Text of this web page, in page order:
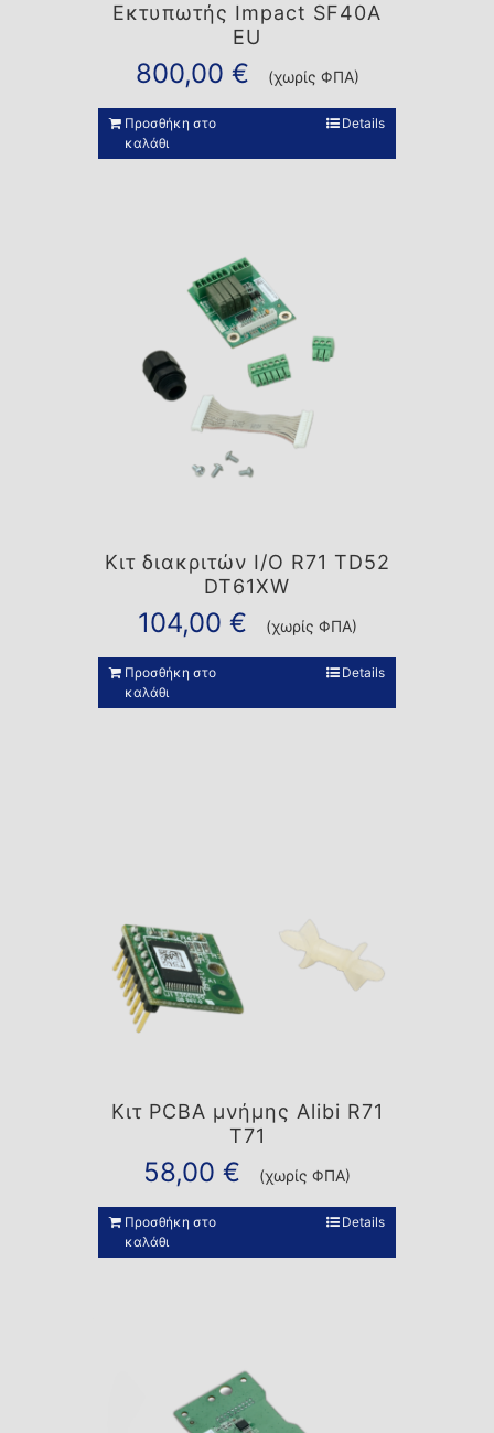
Εκτυπωτής Impact SF40A
EU
800,00 € (χωρίς ΦΠΑ)
Προσθήκη στο
καλάθι
Details
Κιτ διακριτών I/O R71 TD52
DT61XW
104,00 € (χωρίς ΦΠΑ)
Προσθήκη στο
καλάθι
Details
Κιτ PCBA μνήμης Alibi R71
T71
58,00 € (χωρίς ΦΠΑ)
Προσθήκη στο
καλάθι
Details